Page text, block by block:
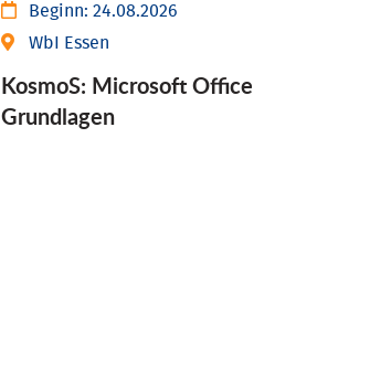
Beginn:24.08.2026
WbI Essen
KosmoS: Microsoft Office
Grund­lagen